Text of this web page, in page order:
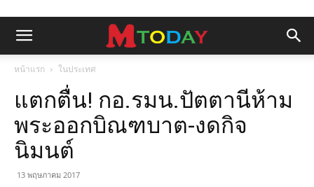
หน้าแรก ในประเทศ
แตกตื่น! กอ.รมน.ปัตตานีห้าม
พระออกบิณฑบาต-งดกิจ
นิมนต์
13 พฤษภาคม 2017